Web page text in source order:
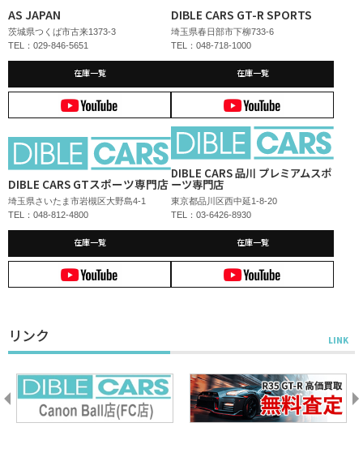
AS JAPAN
茨城県つくば市古来1373-3
TEL：029-846-5651
在庫一覧
DIBLE CARS GT-R SPORTS
埼玉県春日部市下柳733-6
TEL：048-718-1000
在庫一覧
DIBLE CARS GTスポーツ専門店
埼玉県さいたま市岩槻区大野島4-1
TEL：048-812-4800
在庫一覧
DIBLE CARS 品川 プレミアムスポ
ーツ専門店
東京都品川区西中延1-8-20
TEL：03-6426-8930
在庫一覧
リンク